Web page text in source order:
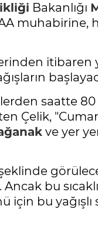
Bakanlığı
muhabirine,
itibaren
saatte
Çelik,
ve yer
bu
için bu